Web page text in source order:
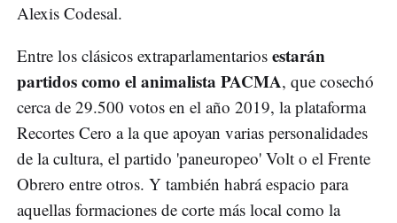
Alexis Codesal.
Entre los clásicos extraparlamentarios estarán
partidos como el animalista PACMA, que cosechó
cerca de 29.500 votos en el año 2019, la plataforma
Recortes Cero a la que apoyan varias personalidades
de la cultura, el partido 'paneuropeo' Volt o el Frente
Obrero entre otros. Y también habrá espacio para
aquellas formaciones de corte más local como la